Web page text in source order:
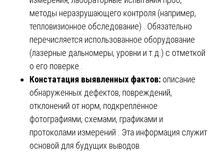
методы неразрушающего контроля (например,
тепловизионное обследование) . Обязательно
перечисляется использованное оборудование
(лазерные дальномеры, уровни и т.д.) с отметкой
о его поверке .
Констатация выявленных фактов: описание
обнаруженных дефектов, повреждений,
отклонений от норм, подкреплённое
фотографиями, схемами, графиками и
протоколами измерений . Эта информация служит
основой для будущих выводов.